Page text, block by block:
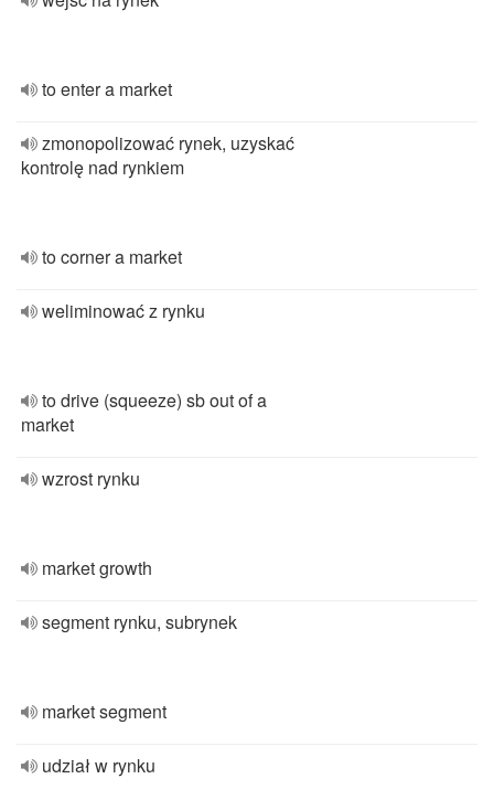
to enter a market
zmonopolizować rynek, uzyskać
kontrolę nad rynkiem
to corner a market
weliminować z rynku
to drive (squeeze) sb out of a
market
wzrost rynku
market growth
segment rynku, subrynek
market segment
udział w rynku